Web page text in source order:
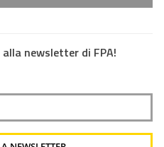
newsletter di FPA!